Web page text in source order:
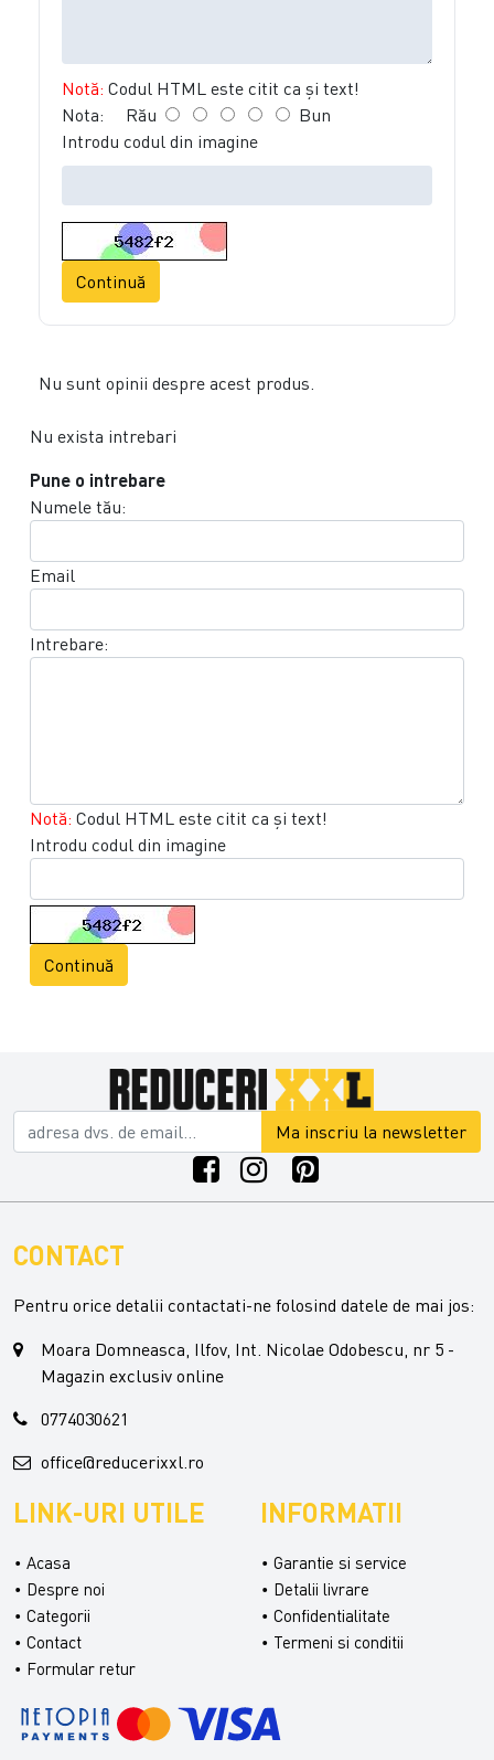
Notă: Codul HTML este citit ca şi text!
Nota: Rău
Bun
Introdu codul din imagine
Continuă
Nu sunt opinii despre acest produs.
Nu exista intrebari
Pune o intrebare
Numele tău:
Email
Intrebare:
Notă: Codul HTML este citit ca şi text!
Introdu codul din imagine
Continuă
Ma inscriu la newsletter
CONTACT
Pentru orice detalii contactati-ne folosind datele de mai jos:
Moara Domneasca, Ilfov, Int. Nicolae Odobescu, nr 5 -
Magazin exclusiv online
0774030621
office@reducerixxl.ro
LINK-URI UTILE
Acasa
Despre noi
Categorii
Contact
Formular retur
INFORMATII
Garantie si service
Detalii livrare
Confidentialitate
Termeni si conditii